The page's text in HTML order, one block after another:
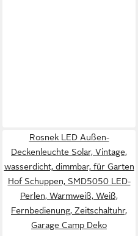
Rosnek LED Außen-
Deckenleuchte Solar, Vintage,
wasserdicht, dimmbar, für Garten
Hof Schuppen, SMD5050 LED-
Perlen, Warmweiß, Weiß,
Fernbedienung, Zeitschaltuhr,
Garage Camp Deko